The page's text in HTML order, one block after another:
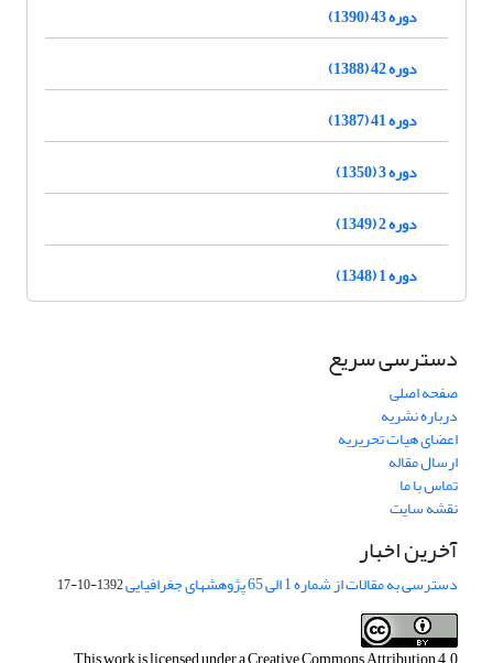
دوره 43 (1390)
دوره 42 (1388)
دوره 41 (1387)
دوره 3 (1350)
دوره 2 (1349)
دوره 1 (1348)
دسترسی سریع
صفحه اصلی
درباره نشریه
اعضای هیات تحریریه
ارسال مقاله
تماس با ما
نقشه سایت
آخرین اخبار
دسترسی به مقالات از شماره 1 الی 65 پژوهشهای جغرافیایی 1392-10-17